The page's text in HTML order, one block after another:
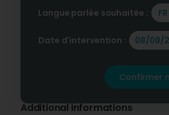
Langue parlée souhaitée : FR
Date d'intervention :
Confirmer
Additional informations